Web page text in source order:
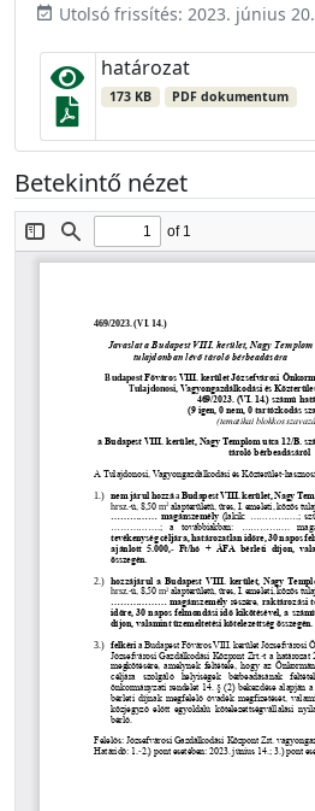
event_available Utolsó frissítés: 2023. június 20.
határozat
173 KB PDF dokumentum
Betekintő nézet